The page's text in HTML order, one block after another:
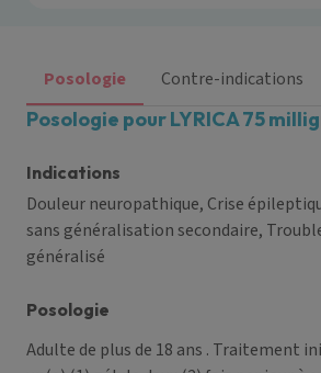
Posologie Contre-indications
Posologie pour LYRICA 75
Indications
Douleur neuropathique, Crise
sans généralisation secondaire,
généralisé
Posologie
Adulte de plus de 18 ans . Traitement